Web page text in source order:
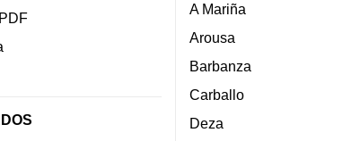
A Mariña
Arousa
Barbanza
Carballo
Deza